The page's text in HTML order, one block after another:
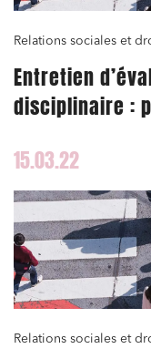
Relations sociales et
Entretien
disciplinaire :
15.03.22
Relations sociales et